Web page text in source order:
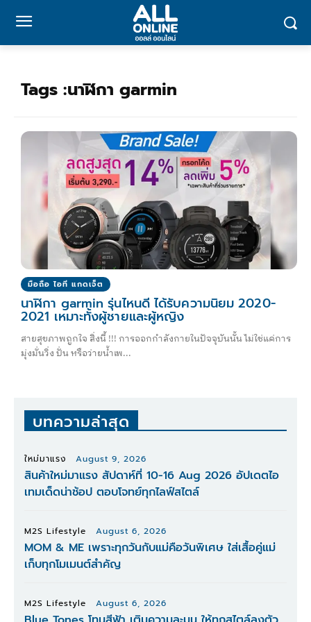
Tags :นาฬิกา garmin
มือถือ ไอที แกดเจ็ต
นาฬิกา garmin รุ่นไหนดี ได้รับความนิยม 2020-
2021 เหมาะทั้งผู้ชายและผู้หญิง
สายสุขภาพถูกใจ สิ่งนี้ !!! การออกกำลังกายในปัจจุบันนั้น ไม่ใช่แค่การ
มุ่งมั่นวิ่ง ปั่น หรือว่ายน้ำเพ...
บทความล่าสุด
ใหม่มาแรง August 9, 2026
สินค้าใหม่มาแรง สัปดาห์ที่ 10-16 Aug 2026 อัปเดตไอ
เทมเด็ดน่าช้อป ตอบโจทย์ทุกไลฟ์สไตล์
M2S Lifestyle August 6, 2026
MOM & ME เพราะทุกวันกับแม่คือวันพิเศษ ใส่เสื้อคู่แม่
เก็บทุกโมเมนต์สำคัญ
M2S Lifestyle August 6, 2026